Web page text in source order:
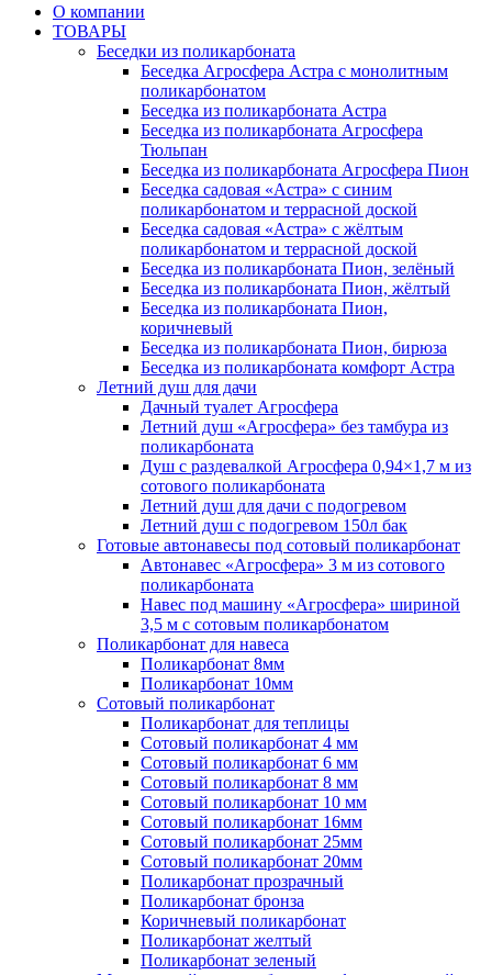
О компании
ТОВАРЫ
Беседки из поликарбоната
Беседка Агросфера Астра с монолитным
поликарбонатом
Беседка из поликарбоната Астра
Беседка из поликарбоната Агросфера
Тюльпан
Беседка из поликарбоната Агросфера Пион
Беседка садовая «Астра» с синим
поликарбонатом и террасной доской
Беседка садовая «Астра» с жёлтым
поликарбонатом и террасной доской
Беседка из поликарбоната Пион, зелёный
Беседка из поликарбоната Пион, жёлтый
Беседка из поликарбоната Пион,
коричневый
Беседка из поликарбоната Пион, бирюза
Беседка из поликарбоната комфорт Астра
Летний душ для дачи
Дачный туалет Агросфера
Летний душ «Агросфера» без тамбура из
поликарбоната
Душ с раздевалкой Агросфера 0,94×1,7 м из
сотового поликарбоната
Летний душ для дачи с подогревом
Летний душ с подогревом 150л бак
Готовые автонавесы под сотовый поликарбонат
Автонавес «Агросфера» 3 м из сотового
поликарбоната
Навес под машину «Агросфера» шириной
3,5 м с сотовым поликарбонатом
Поликарбонат для навеса
Поликарбонат 8мм
Поликарбонат 10мм
Сотовый поликарбонат
Поликарбонат для теплицы
Сотовый поликарбонат 4 мм
Сотовый поликарбонат 6 мм
Сотовый поликарбонат 8 мм
Сотовый поликарбонат 10 мм
Сотовый поликарбонат 16мм
Сотовый поликарбонат 25мм
Сотовый поликарбонат 20мм
Поликарбонат прозрачный
Поликарбонат бронза
Коричневый поликарбонат
Поликарбонат желтый
Поликарбонат зеленый